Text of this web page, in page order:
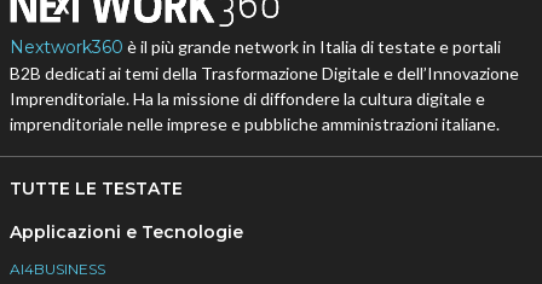
Nextwork360 è il più grande network in Italia di testate e portali
B2B dedicati ai temi della Trasformazione Digitale e dell’Innovazione
Imprenditoriale. Ha la missione di diffondere la cultura digitale e
imprenditoriale nelle imprese e pubbliche amministrazioni italiane.
TUTTE LE TESTATE
Applicazioni e Tecnologie
AI4BUSINESS